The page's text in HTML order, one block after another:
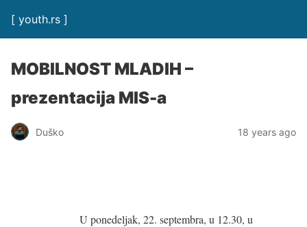
[ youth.rs ]
MOBILNOST MLADIH –
prezentacija MIS-a
Duško 18 years ago
U ponedeljak, 22. septembra, u 12.30, u